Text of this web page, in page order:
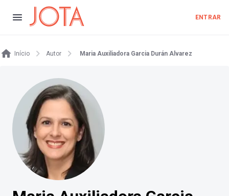
ENTRAR
Início Autor Maria Auxiliadora Garcia Durán Alvarez